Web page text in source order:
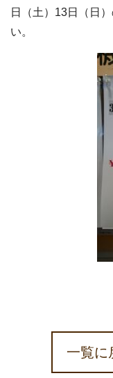
日（土）13日（日
い。
一覧に